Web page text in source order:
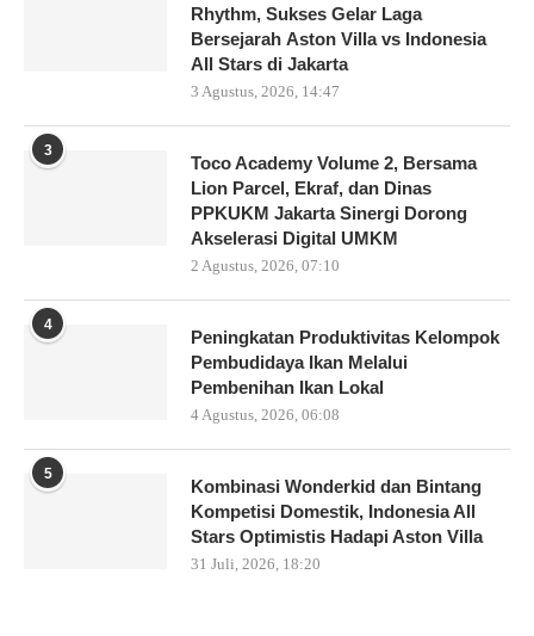
Rhythm, Sukses Gelar Laga
Bersejarah Aston Villa vs Indonesia
All Stars di Jakarta
3 Agustus, 2026, 14:47
3
Toco Academy Volume 2, Bersama
Lion Parcel, Ekraf, dan Dinas
PPKUKM Jakarta Sinergi Dorong
Akselerasi Digital UMKM
2 Agustus, 2026, 07:10
4
Peningkatan Produktivitas Kelompok
Pembudidaya Ikan Melalui
Pembenihan Ikan Lokal
4 Agustus, 2026, 06:08
5
Kombinasi Wonderkid dan Bintang
Kompetisi Domestik, Indonesia All
Stars Optimistis Hadapi Aston Villa
31 Juli, 2026, 18:20